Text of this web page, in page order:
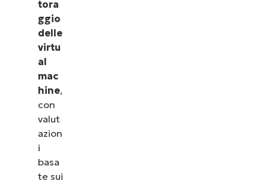
tora
ggio
delle
virtu
al
mac
hine,
con
valut
azion
i
basa
te sui